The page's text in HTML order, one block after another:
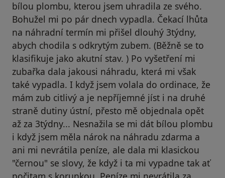
bílou plombu, kterou jsem uhradila ze svého.
Bohužel mi po pár dnech vypadla. Čekací lhůta
na náhradní termín mi přišel dlouhý 3týdny,
abych chodila s odkrytým zubem. (Běžně se to
klasifikuje jako akutní stav. ) Po vyšetření mi
zubařka dala jakousi náhradu, která mi však
také vypadla. I když jsem volala do ordinace, že
mám zub citlivý a je nepříjemné jíst i na druhé
straně dutiny ústní, přesto mě objednala opět
až za 3týdny... Nesnažila se mi dát bílou plombu
i když jsem měla nárok na náhradu zdarma a
ani mi nevrátila peníze, ale dala mi klasickou
"černou" se slovy, že když i ta mi vypadne tak ať